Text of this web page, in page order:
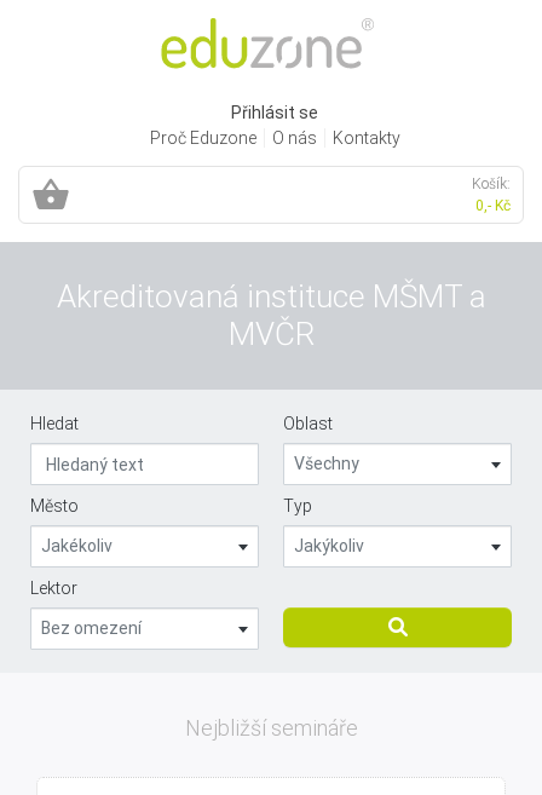
Přihlásit se
Proč Eduzone
O nás Kontakty
Košík:
0,- Kč
Akreditovaná instituce MŠMT a
MVČR
Hledat Oblast
Všechny
Město
Jakékoliv
Typ
Jakýkoliv
Lektor
Bez omezení
Nejbližší semináře